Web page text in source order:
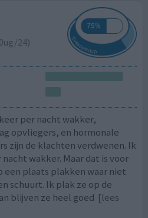
24)
per nacht wakker,
opvliegers, en hormonale
zijn de klachten verdwenen. Ik
wakker. Maar dat is voor
een plaats plakken waar niet
schuurt. Ik plak ze op de
blijven ze heel goed [lees